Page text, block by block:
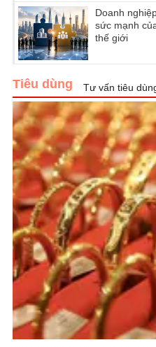
Doanh
sức mạnh
thế giới
Tiêu dùng Tư vấn tiêu